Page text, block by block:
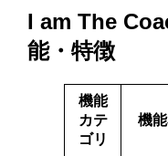
I am The
能・特徴
機能
カテ
ゴリ
機